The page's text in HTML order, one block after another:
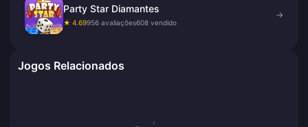
Party Star Diamantes
★ 4.69956 avaliações608 vendido
→
Jogos Relacionados